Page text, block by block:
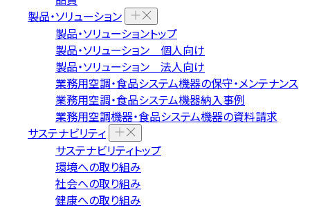
製品・ソリューション
製品・ソリューショントップ
製品・ソリューション 個人向け
製品・ソリューション 法人向け
業務用空調・食品システム機器の保守・メンテナンス
業務用空調・食品システム機器納入事例
業務用空調機器・食品システム機器の資料請求
サステナビリティ
サステナビリティトップ
環境への取り組み
社会への取り組み
健康への取り組み